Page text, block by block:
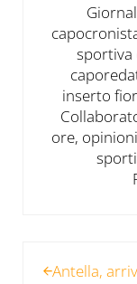
sportiva
inserto
ore,
Antella,